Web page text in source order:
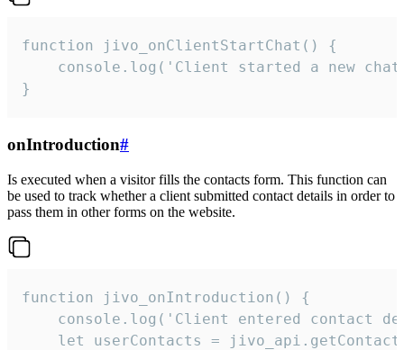
function jivo_onClientStartChat() {
console.log('Client started a new
}
onIntroduction#
Is executed when a visitor fills the contacts form. This function can
be used to track whether a client submitted contact details in order to
pass them in other forms on the website.
function jivo_onIntroduction() {
console.log('Client entered contact
let userContacts =